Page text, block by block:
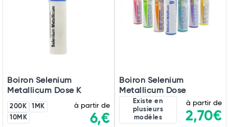
Boiron Selenium
Metallicum Dose K
200K
1MK
10MK
à partir de
6,€
Boiron Selenium
Metallicum Dose
Existe en
plusieurs
modèles
à partir de
2,70€